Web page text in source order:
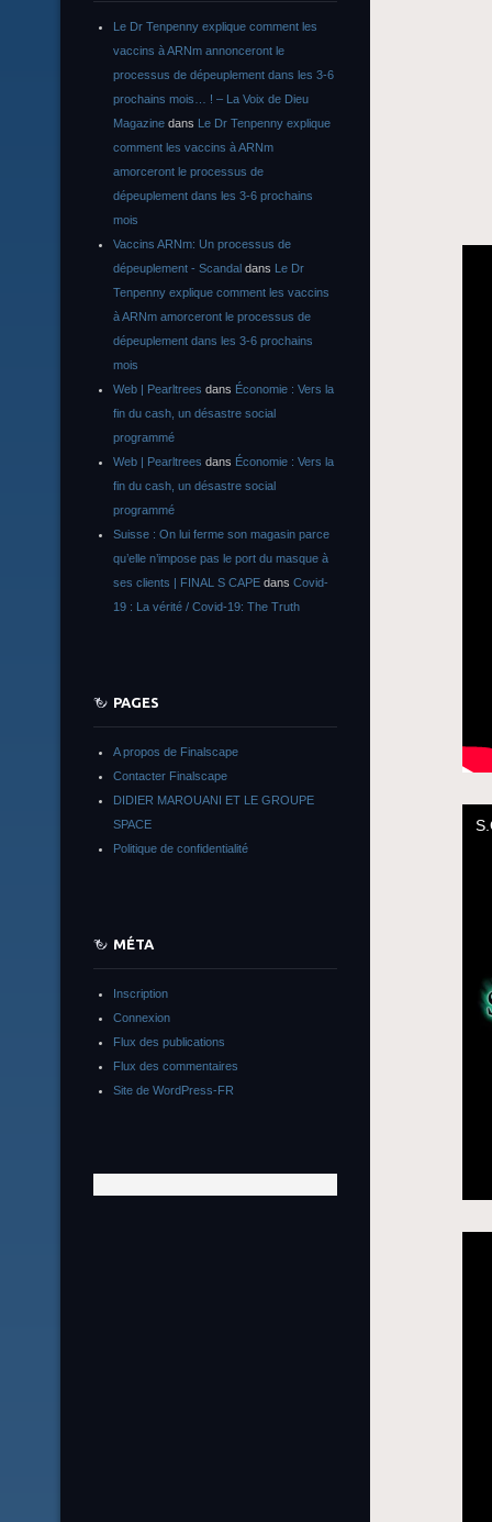
Le Dr Tenpenny explique comment les
vaccins à ARNm annonceront le
processus de dépeuplement dans les 3-6
prochains mois… ! – La Voix de Dieu
Magazine dans Le Dr Tenpenny explique
comment les vaccins à ARNm
amorceront le processus de
dépeuplement dans les 3-6 prochains
mois
Vaccins ARNm: Un processus de
dépeuplement - Scandal dans Le Dr
Tenpenny explique comment les vaccins
à ARNm amorceront le processus de
dépeuplement dans les 3-6 prochains
mois
Web | Pearltrees dans Économie : Vers la
fin du cash, un désastre social
programmé
Web | Pearltrees dans Économie : Vers la
fin du cash, un désastre social
programmé
Suisse : On lui ferme son magasin parce
qu’elle n’impose pas le port du masque à
ses clients | FINAL S CAPE dans Covid-
19 : La vérité / Covid-19: The Truth
PAGES
A propos de Finalscape
Contacter Finalscape
DIDIER MAROUANI ET LE GROUPE
SPACE
Politique de confidentialité
MÉTA
Inscription
Connexion
Flux des publications
Flux des commentaires
Site de WordPress-FR